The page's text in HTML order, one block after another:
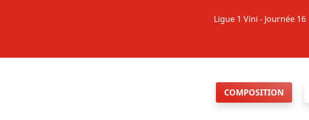
Ligue 1 Vini - Journée 16
COMPOSITION